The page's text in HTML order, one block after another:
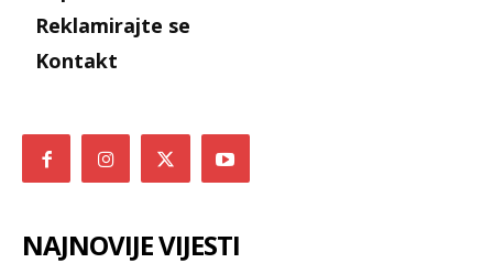
Reklamirajte se
Kontakt
NAJNOVIJE VIJESTI